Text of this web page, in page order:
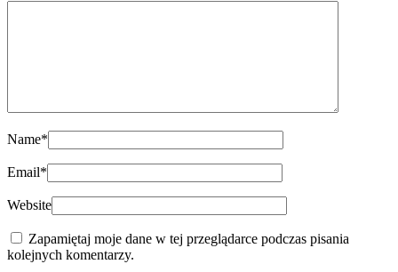
Name*
Email*
Website
Zapamiętaj moje dane w tej przeglądarce podczas pisania
kolejnych komentarzy.